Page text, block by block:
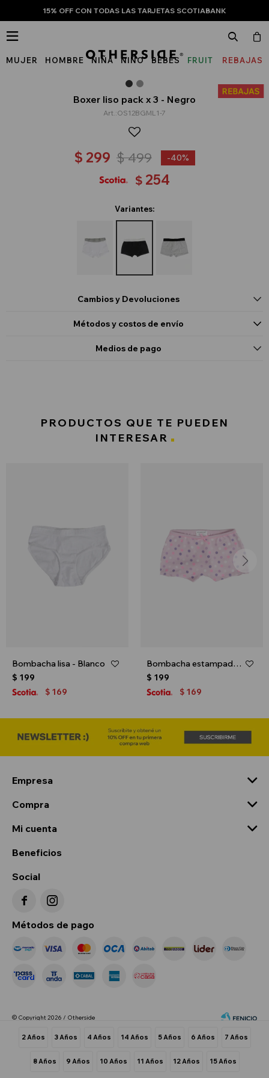
15% OFF CON TODAS LAS TARJETAS SCOTIABANK
MUJER HOMBRE NIÑA NIÑO BEBÉS
FRUIT
THE
REBAJAS

Boxer liso pack x 3 - Negro
OS12BGML1-7
$ 299 $499 40
$ 254
Variantes:
2 Años 3 Años 4 Años 14 Años 5 Años 6 Años 7 Años
8 Años 9 Años 10 Años 11 Años 12 Años 15 Años
Cambios y Devoluciones
Métodos y costos de envío
Medios de pago
PRODUCTOS QUE TE PUEDEN
INTERESAR
Bombacha lisa - Blanco
$ 199
$ 169
Bombacha estampada - Lila
$ 199
$ 169
Empresa
Compra
Mi cuenta
Beneficios
Social
 
Métodos de pago
© Copyright 2026 / Otherside